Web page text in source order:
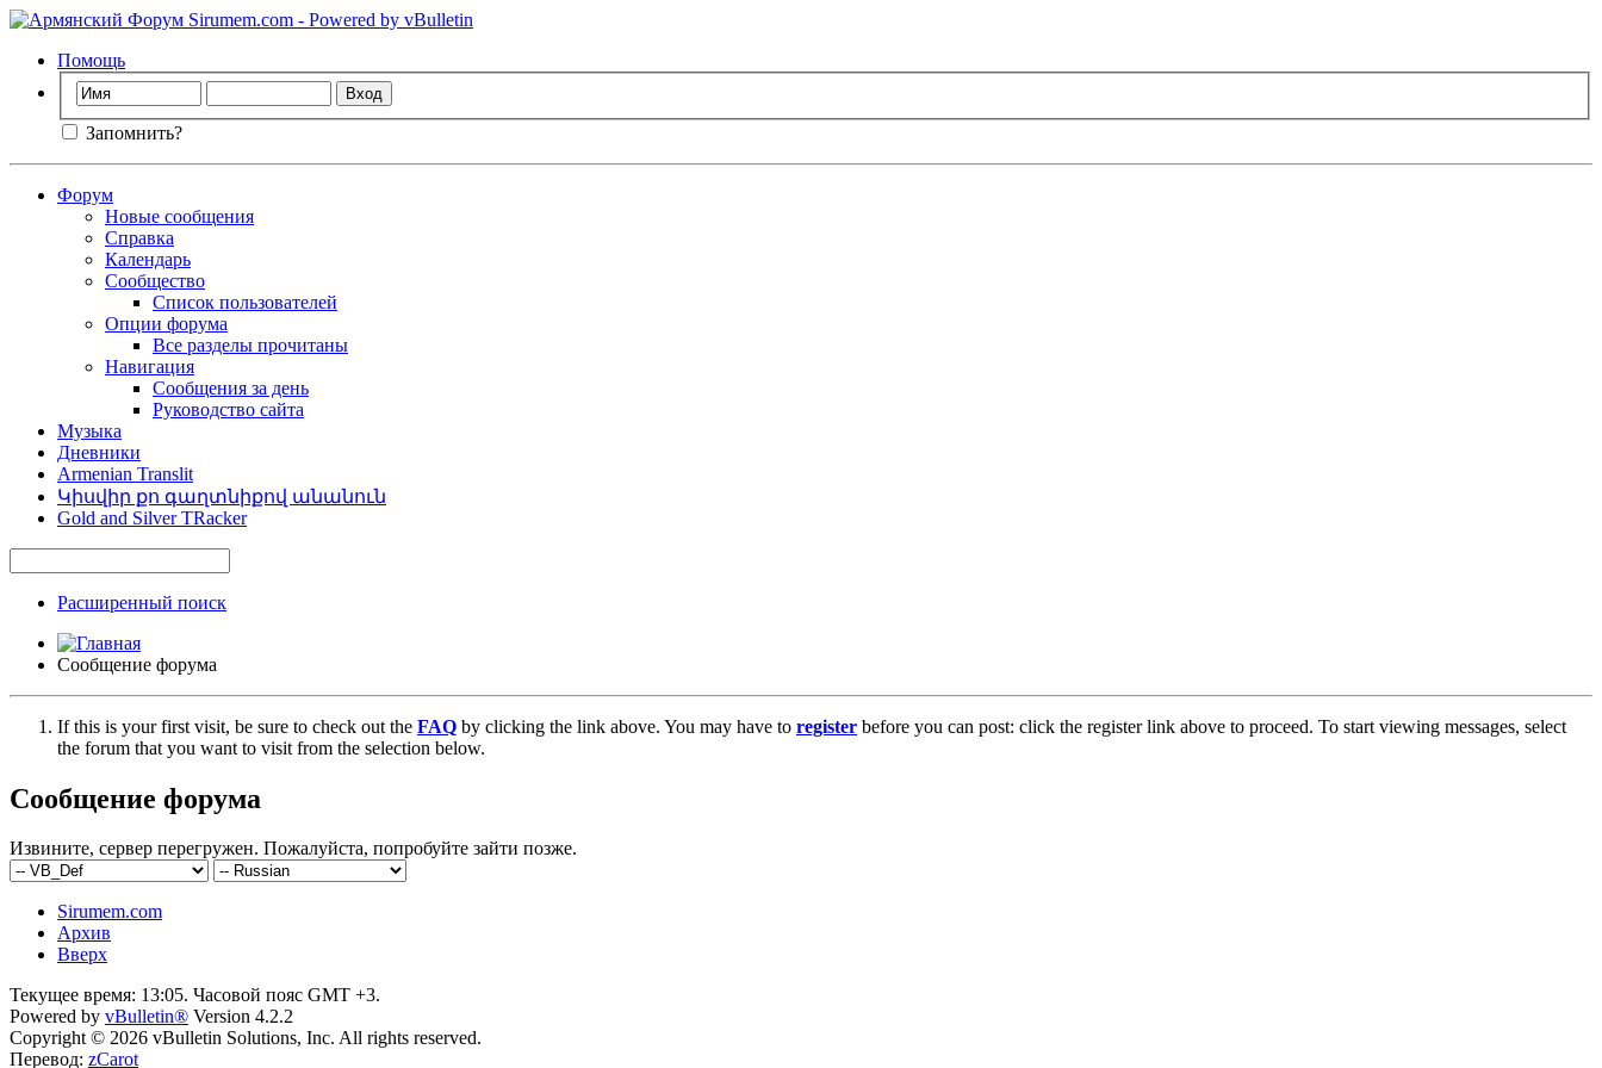
Помощь
Запомнить?
Форум
Новые сообщения
Справка
Календарь
Сообщество
Список пользователей
Опции форума
Все разделы прочитаны
Навигация
Сообщения за день
Руководство сайта
Музыка
Дневники
Armenian Translit
Կիսվիր քո գաղտնիքով անանուն
Gold and Silver TRacker
Расширенный поиск
Сообщение форума
If this is your first visit, be sure to check out the FAQ by clicking the link above. You may have to register before you can post: click the register link above to proceed. To start viewing messages, select
the forum that you want to visit from the selection below.
Сообщение форума
Извините, сервер перегружен. Пожалуйста, попробуйте зайти позже.
Sirumem.com
Архив
Вверх
Текущее время: 13:05. Часовой пояс GMT +3.
Powered by vBulletin® Version 4.2.2
Copyright © 2026 vBulletin Solutions, Inc. All rights reserved.
Перевод: zCarot